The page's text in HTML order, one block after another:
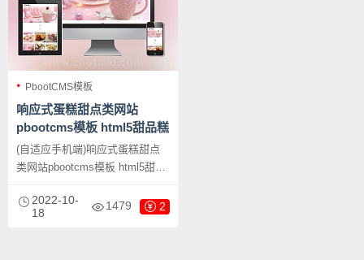
PbootCMS模板
响应式蛋糕甜点类网站
pbootcms模板 html5甜品糕
点美食网站源码下载
(自适应手机端)响应式蛋糕甜点
类网站pbootcms模板 html5甜品
PbootCMS内核开发的网站模
板，该模板适用于蛋糕甜点网
2022-10-
18
1479 2